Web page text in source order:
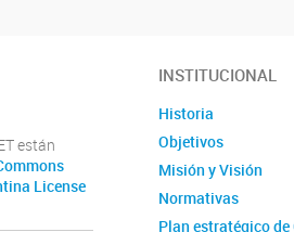
están
License
INSTITUCIONAL
Historia
Objetivos
Misión y Visión
Normativas
Plan estratégico de